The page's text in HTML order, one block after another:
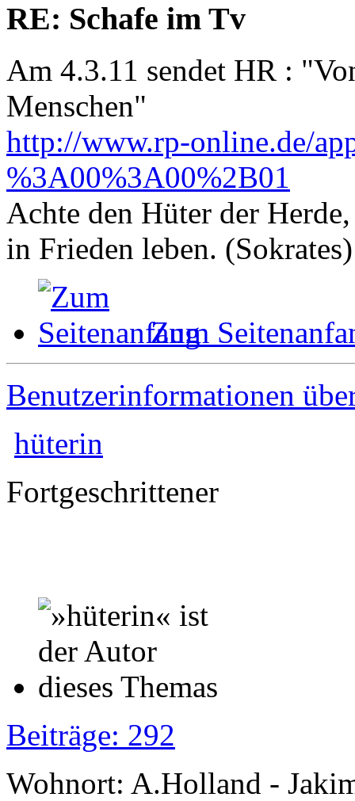
RE: Schafe im Tv
Am 4.3.11 sendet HR :
Menschen"
http://www.rp-online.de/
%3A00%3A00%2B01
Achte den Hüter der
in Frieden leben. (Sokrates)
Zum
Benutzerinformationen
hüterin
Fortgeschrittener
Beiträge: 292
Wohnort: A.Holland -